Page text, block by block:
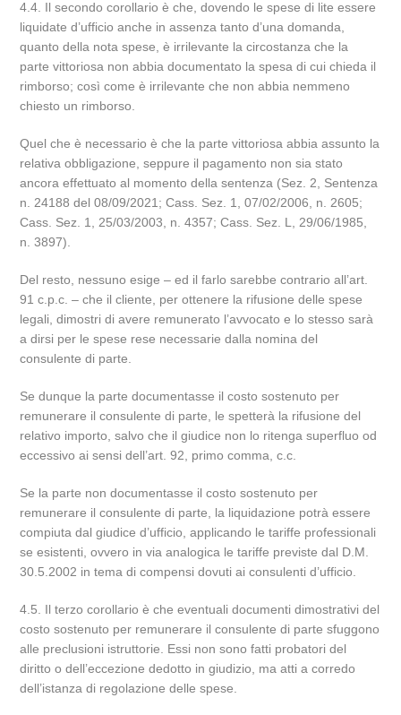
4.4. Il secondo corollario è che, dovendo le spese di lite essere
liquidate d’ufficio anche in assenza tanto d’una domanda,
quanto della nota spese, è irrilevante la circostanza che la
parte vittoriosa non abbia documentato la spesa di cui chieda il
rimborso; così come è irrilevante che non abbia nemmeno
chiesto un rimborso.
Quel che è necessario è che la parte vittoriosa abbia assunto la
relativa obbligazione, seppure il pagamento non sia stato
ancora effettuato al momento della sentenza (Sez. 2, Sentenza
n. 24188 del 08/09/2021; Cass. Sez. 1, 07/02/2006, n. 2605;
Cass. Sez. 1, 25/03/2003, n. 4357; Cass. Sez. L, 29/06/1985,
n. 3897).
Del resto, nessuno esige – ed il farlo sarebbe contrario all’art.
91 c.p.c. – che il cliente, per ottenere la rifusione delle spese
legali, dimostri di avere remunerato l’avvocato e lo stesso sarà
a dirsi per le spese rese necessarie dalla nomina del
consulente di parte.
Se dunque la parte documentasse il costo sostenuto per
remunerare il consulente di parte, le spetterà la rifusione del
relativo importo, salvo che il giudice non lo ritenga superfluo od
eccessivo ai sensi dell’art. 92, primo comma, c.c.
Se la parte non documentasse il costo sostenuto per
remunerare il consulente di parte, la liquidazione potrà essere
compiuta dal giudice d’ufficio, applicando le tariffe professionali
se esistenti, ovvero in via analogica le tariffe previste dal D.M.
30.5.2002 in tema di compensi dovuti ai consulenti d’ufficio.
4.5. Il terzo corollario è che eventuali documenti dimostrativi del
costo sostenuto per remunerare il consulente di parte sfuggono
alle preclusioni istruttorie. Essi non sono fatti probatori del
diritto o dell’eccezione dedotto in giudizio, ma atti a corredo
dell’istanza di regolazione delle spese.